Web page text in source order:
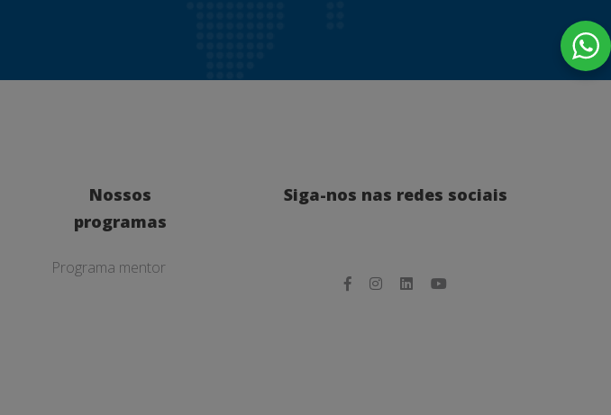
Nossos
programas
Programa mentor
Siga-nos nas redes sociais